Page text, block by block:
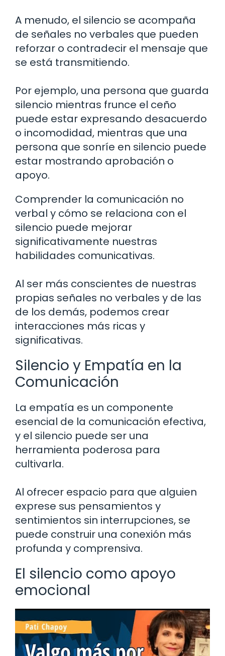
A menudo, el silencio se acompaña
de señales no verbales que pueden
reforzar o contradecir el mensaje que
se está transmitiendo.
Por ejemplo, una persona que guarda
silencio mientras frunce el ceño
puede estar expresando desacuerdo
o incomodidad, mientras que una
persona que sonríe en silencio puede
estar mostrando aprobación o
apoyo.
Comprender la comunicación no
verbal y cómo se relaciona con el
silencio puede mejorar
significativamente nuestras
habilidades comunicativas.
Al ser más conscientes de nuestras
propias señales no verbales y de las
de los demás, podemos crear
interacciones más ricas y
significativas.
Silencio y Empatía en la
Comunicación
La empatía es un componente
esencial de la comunicación efectiva,
y el silencio puede ser una
herramienta poderosa para
cultivarla.
Al ofrecer espacio para que alguien
exprese sus pensamientos y
sentimientos sin interrupciones, se
puede construir una conexión más
profunda y comprensiva.
El silencio como apoyo
emocional